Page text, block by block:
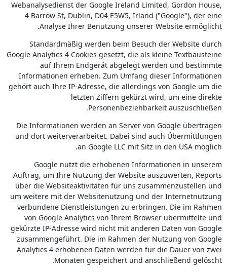
Webanalysedienst der Google Ireland Limited, Gordon House,
4 Barrow St, Dublin, D04 E5W5, Irland ("Google"), der eine
Analyse Ihrer Benutzung unserer Website ermöglicht.
Standardmäßig werden beim Besuch der Website durch
Google Analytics 4 Cookies gesetzt, die als kleine Textbausteine
auf Ihrem Endgerät abgelegt werden und bestimmte
Informationen erheben. Zum Umfang dieser Informationen
gehört auch Ihre IP-Adresse, die allerdings von Google um die
letzten Ziffern gekürzt wird, um eine direkte
Personenbeziehbarkeit auszuschließen.
Die Informationen werden an Server von Google übertragen
und dort weiterverarbeitet. Dabei sind auch Übermittlungen
an Google LLC mit Sitz in den USA möglich.
Google nutzt die erhobenen Informationen in unserem
Auftrag, um Ihre Nutzung der Website auszuwerten, Reports
über die Websiteaktivitäten für uns zusammenzustellen und
um weitere mit der Websitenutzung und der Internetnutzung
verbundene Dienstleistungen zu erbringen. Die im Rahmen
von Google Analytics von Ihrem Browser übermittelte und
gekürzte IP-Adresse wird nicht mit anderen Daten von Google
zusammengeführt. Die im Rahmen der Nutzung von Google
Analytics 4 erhobenen Daten werden für die Dauer von zwei
Monaten gespeichert und anschließend gelöscht.